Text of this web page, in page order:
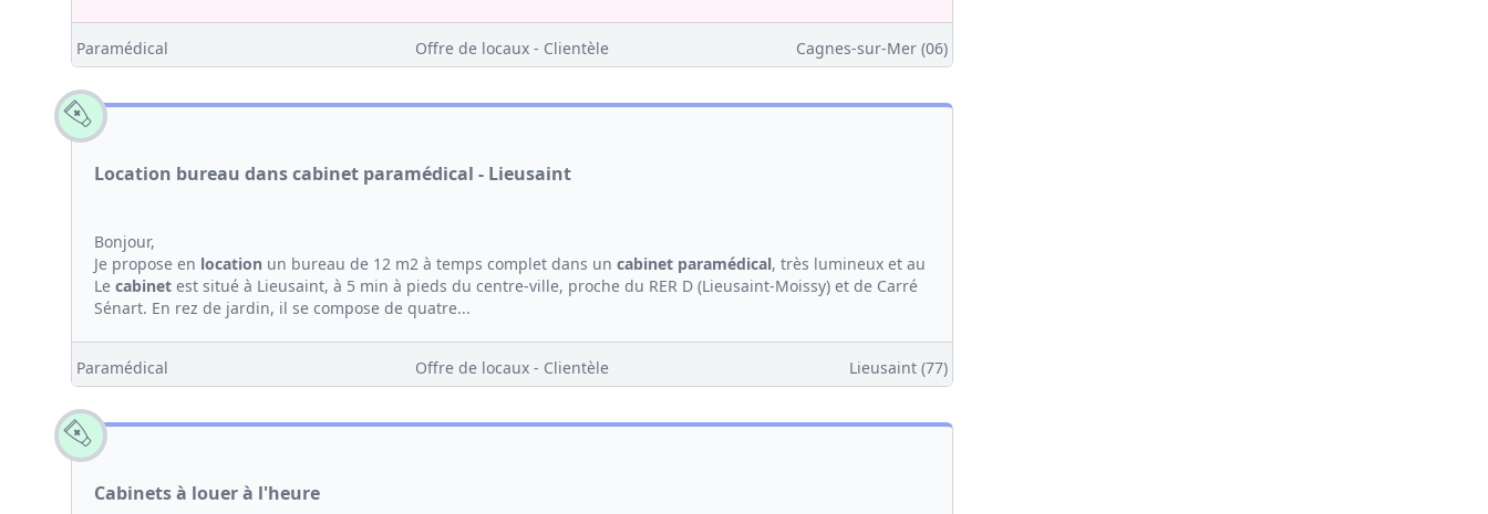
Paramédical Offre de locaux - Clientèle Cagnes-sur-Mer (06)
Location bureau dans cabinet paramédical - Lieusaint
Bonjour,
Je propose en location un bureau de 12 m2 à temps complet dans un cabinet paramédical, très lumineux et au
Le cabinet est situé à Lieusaint, à 5 min à pieds du centre-ville, proche du RER D (Lieusaint-Moissy) et de Carré
Sénart. En rez de jardin, il se compose de quatre...
Paramédical Offre de locaux - Clientèle Lieusaint (77)
Cabinets à louer à l'heure